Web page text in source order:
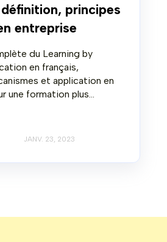
principes
entreprise
du Learning by
en français,
et application en
une formation plus...
JANV. 23, 2023